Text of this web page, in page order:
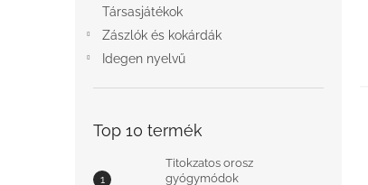
Társasjátékok
Zászlók és kokárdák
Idegen nyelvű
Top 10 termék
Titokzatos orosz
gyógymódok